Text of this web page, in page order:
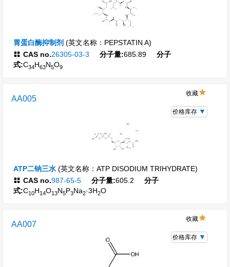
胃蛋白酶抑制剂 (英文名称：PEPSTATIN A)
CAS no.26305-03-3 分子量:685.89
分子
式:C34H63N5O9
AA005
ATP二钠三水 (英文名称：ATP DISODIUM TRIHYDRATE)
CAS no.987-65-5 分子量:605.2
分子
式:C10H14O13N5P3Na2·3H2O
收藏
价格库存
AA007
收藏
价格库存